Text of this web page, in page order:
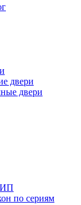
двери
двери
по сериям